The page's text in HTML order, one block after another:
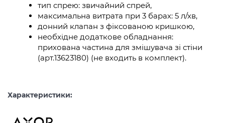
тип спрею: звичайний спрей,
максимальна витрата при 3 барах: 5 л/хв,
донний клапан з фіксованою кришкою,
необхідне додаткове обладнання:
прихована частина для змішувача зі стіни
(арт.13623180) (не входить в комплект).
Характеристики: